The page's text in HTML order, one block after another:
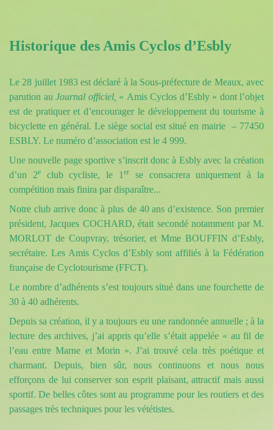
Historique des Amis Cyclos d’Esbly
Le 28 juillet 1983 est déclaré à la Sous-préfecture de Meaux, avec
parution au Journal officiel, « Amis Cyclos d’Esbly » dont l’objet
est de pratiquer et d’encourager le développement du tourisme à
bicyclette en général. Le siège social est situé en mairie – 77450
ESBLY. Le numéro d’association est le 4 999.
Une nouvelle page sportive s’inscrit donc à Esbly avec la création
d’un 2eclub cycliste, le 1er
se consacrera uniquement à la
compétition mais finira par disparaître...
Notre club arrive donc à plus de 40 ans d’existence. Son premier
président, Jacques COCHARD, était secondé notamment par M.
MORLOT de Coupvray, trésorier, et Mme BOUFFIN d’Esbly,
secrétaire. Les Amis Cyclos d’Esbly sont affiliés àla Fédération
française de Cyclotourisme (FFCT).
Le nombre d’adhérents s’est toujours situé dans une fourchette de
30 à 40 adhérents.
Depuis sa création, il y a toujours eu une randonnée annuelle ; à la
lecture des archives, j’ai appris qu’elle s’était appelée « au fil de
l’eau entre Marne et Morin ». J’ai trouvé cela très poétique et
charmant. Depuis, bien sûr, nous continuons et nous nous
efforçons de lui conserver son esprit plaisant, attractif mais aussi
sportif. De belles côtes sont au programme pour les routiers et des
passages très techniques pour les vététistes.